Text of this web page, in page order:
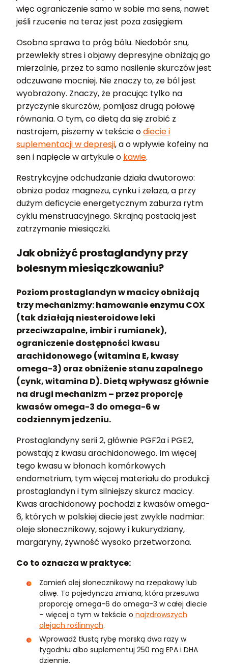
więc ograniczenie samo w sobie ma sens, nawet
jeśli rzucenie na teraz jest poza zasięgiem.
Osobna sprawa to próg bólu. Niedobór snu,
przewlekły stres i objawy depresyjne obniżają go
mierzalnie, przez to samo nasilenie skurczów jest
odczuwane mocniej. Nie znaczy to, że ból jest
wyobrażony. Znaczy, że pracując tylko na
przyczynie skurczów, pomijasz drugą połowę
równania. O tym, co dietą da się zrobić z
nastrojem, piszemy w tekście odiecie i
suplementacji w depresji, a o wpływie kofeiny na
sen i napięcie w artykule o kawie.
Restrykcyjne odchudzanie działa dwutorowo:
obniża podaż magnezu, cynku i żelaza, a przy
dużym deficycie energetycznym zaburza rytm
cyklu menstruacyjnego. Skrajną postacią jest
zatrzymanie miesiączki.
Jak obniżyć prostaglandyny przy
bolesnym miesiączkowaniu?
Poziom prostaglandyn w macicy obniżają
trzy mechanizmy: hamowanie enzymu COX
(tak działają niesteroidowe leki
przeciwzapalne, imbir i rumianek),
ograniczenie dostępności kwasu
arachidonowego (witamina E, kwasy
omega-3) oraz obniżenie stanu zapalnego
(cynk, witamina D). Dietą wpływasz głównie
na drugi mechanizm – przez proporcję
kwasów omega-3 do omega-6 w
codziennym jedzeniu.
Prostaglandyny serii 2, głównie PGF2α i PGE2,
powstają z kwasu arachidonowego. Im więcej
tego kwasu w błonach komórkowych
endometrium, tym więcej materiału do produkcji
prostaglandyn i tym silniejszy skurcz macicy.
Kwas arachidonowy pochodzi z kwasów omega-
6, których w polskiej diecie jest zwykle nadmiar:
oleje słonecznikowy, sojowy i kukurydziany,
margaryny, żywność wysoko przetworzona.
Co to oznacza w praktyce:
Zamień olej słonecznikowy na rzepakowy lub
oliwę. To pojedyncza zmiana, która przesuwa
proporcję omega-6 do omega-3 w całej diecie
– więcej o tym w tekście o najzdrowszych
olejach roślinnych.
Wprowadź tłustą rybę morską dwa razy w
tygodniu albo suplementuj 250 mg EPA i DHA
dziennie.